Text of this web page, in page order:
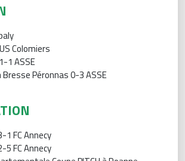
Colomiers
1 ASSE
Bresse Péronnas 0-3 ASSE
1 FC Annecy
5 FC Annecy